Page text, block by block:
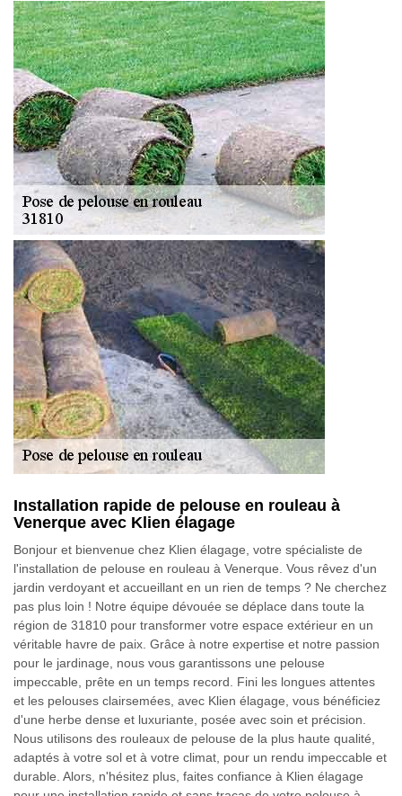
Installation rapide de pelouse en rouleau à
Venerque avec Klien élagage
Bonjour et bienvenue chez Klien élagage, votre spécialiste de
l'installation de pelouse en rouleau à Venerque. Vous rêvez d'un
jardin verdoyant et accueillant en un rien de temps ? Ne cherchez
pas plus loin ! Notre équipe dévouée se déplace dans toute la
région de 31810 pour transformer votre espace extérieur en un
véritable havre de paix. Grâce à notre expertise et notre passion
pour le jardinage, nous vous garantissons une pelouse
impeccable, prête en un temps record. Fini les longues attentes
et les pelouses clairsemées, avec Klien élagage, vous bénéficiez
d'une herbe dense et luxuriante, posée avec soin et précision.
Nous utilisons des rouleaux de pelouse de la plus haute qualité,
adaptés à votre sol et à votre climat, pour un rendu impeccable et
durable. Alors, n'hésitez plus, faites confiance à Klien élagage